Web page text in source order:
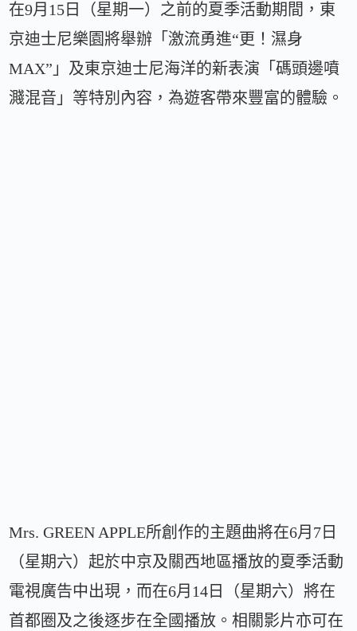
在9月15日（星期一）之前的夏季活動期間，東
京迪士尼樂園將舉辦「激流勇進“更！濕身
MAX”」及東京迪士尼海洋的新表演「碼頭邊噴
濺混音」等特別內容，為遊客帶來豐富的體驗。
Mrs. GREEN APPLE所創作的主題曲將在6月7日
（星期六）起於中京及關西地區播放的夏季活動
電視廣告中出現，而在6月14日（星期六）將在
首都圈及之後逐步在全國播放。相關影片亦可在